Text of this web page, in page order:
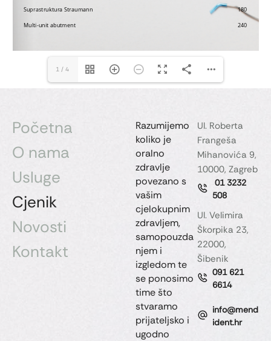
1/4
Početna
O nama
Usluge
Cjenik
Novosti
Kontakt
Razumijemo
koliko je
oralno
zdravlje
povezano s
vašim
cjelokupnim
zdravljem,
samopouzda
njem i
izgledom te
se ponosimo
time što
stvaramo
prijateljsko i
ugodno
Ul. Roberta
Frangeša
Mihanovića 9,
10000, Zagreb
01 3232
508
Ul. Velimira
Škorpika 23,
22000,
Šibenik
091 621
6614
info@mend
ident.hr